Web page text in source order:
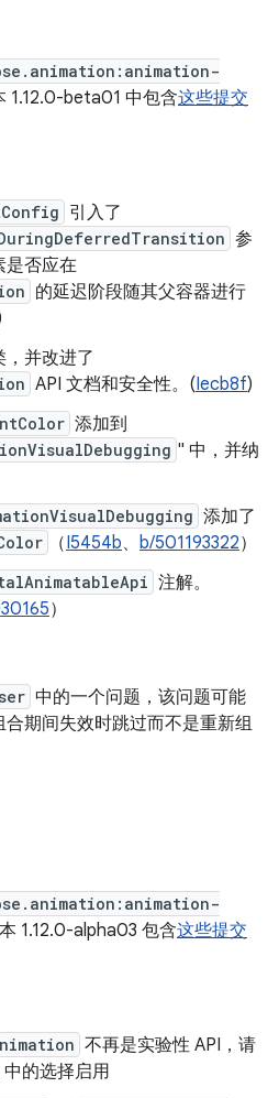
1.12.0-beta01 中包含这些提交
引入了
参
是否应在
的延迟阶段随其父容器进行
并改进了
API 文档和安全性。(Iecb8f)
添加到
" 中，并纳
添加了
（I5454b、 b/501193322）
注解。
）
中的一个问题，该问题可能
期间失效时跳过而不是重新组
1.12.0-alpha03 包含这些提交
不再是实验性 API，请
的选择启用